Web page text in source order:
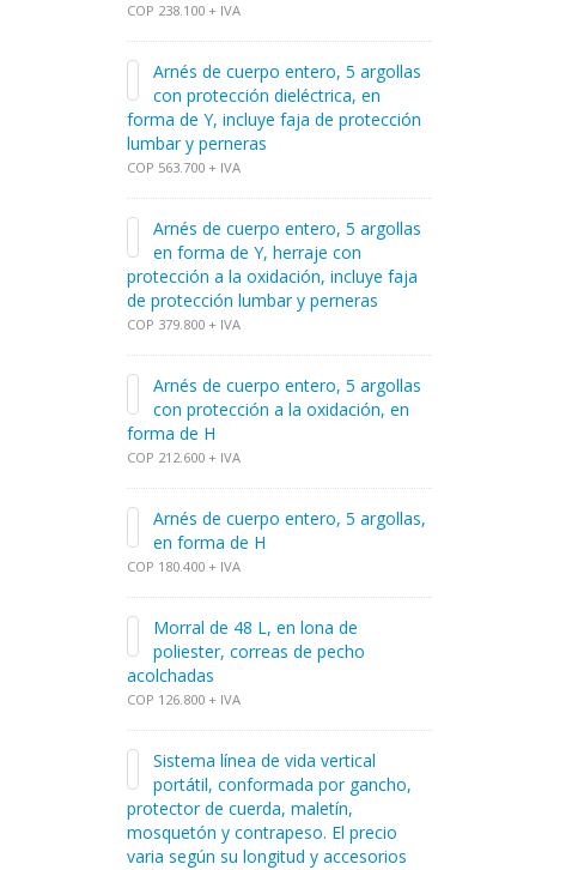
COP 238.100 + IVA
Arnés de cuerpo entero, 5 argollas
con protección dieléctrica, en
forma de Y, incluye faja de protección
lumbar y perneras
COP 563.700 + IVA
Arnés de cuerpo entero, 5 argollas
en forma de Y, herraje con
protección a la oxidación, incluye faja
de protección lumbar y perneras
COP 379.800 + IVA
Arnés de cuerpo entero, 5 argollas
con protección a la oxidación, en
forma de H
COP 212.600 + IVA
Arnés de cuerpo entero, 5 argollas,
en forma de H
COP 180.400 + IVA
Morral de 48 L, en lona de
poliester, correas de pecho
acolchadas
COP 126.800 + IVA
Sistema línea de vida vertical
portátil, conformada por gancho,
protector de cuerda, maletín,
mosquetón y contrapeso. El precio
varia según su longitud y accesorios